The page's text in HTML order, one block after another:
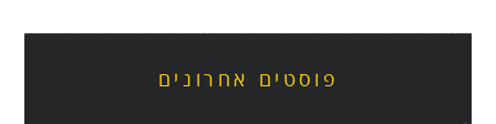
פוסטים אחרונים